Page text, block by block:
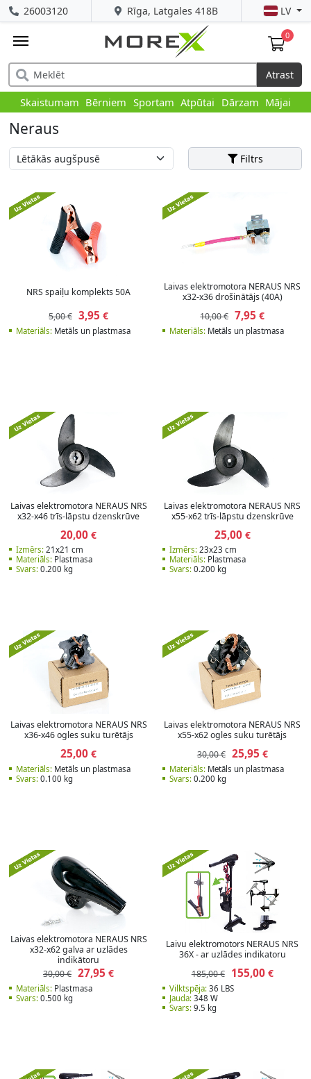
Rīga, Latgales 418B
26003120 LV
0
Atrast
Skaistumam Bērniem Sportam Atpūtai Dārzam Mājai
Neraus
Filtrs
NRS spaiļu komplekts 50A
5,00 € 3,95 €
Materiāls:Metāls un plastmasa
Laivas elektromotora NERAUS NRS
x32-x36 drošinātājs (40A)
10,00 € 7,95 €
Materiāls: Metāls un plastmasa
Laivas elektromotora NERAUS NRS
x32-x46 trīs-lāpstu dzenskrūve
20,00 €
Izmērs:21x21 cm
Materiāls:Plastmasa
Svars:0.200 kg
Laivas elektromotora NERAUS NRS
x55-x62 trīs-lāpstu dzenskrūve
25,00€
Izmērs: 23x23 cm
Materiāls: Plastmasa
Svars: 0.200 kg
Laivas elektromotora NERAUS NRS
x36-x46 ogles suku turētājs
25,00 €
Materiāls:Metāls un plastmasa
Svars:0.100 kg
Laivas elektromotora NERAUS NRS
x55-x62 ogles suku turētājs
30,00 € 25,95 €
Materiāls: Metāls un plastmasa
Svars: 0.200 kg
Laivas elektromotora NERAUS NRS
x32-x62 galva ar uzlādes
indikātoru
30,00 € 27,95 €
Materiāls:Plastmasa
Svars:0.500 kg
Laivu elektromotors NERAUS NRS
36X - ar uzlādes indikatoru
185,00 €
155,00€
Vilktspēja: 36 LBS
Jauda: 348 W
Svars: 9.5 kg